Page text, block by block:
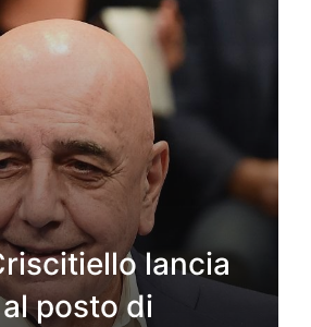
lancia
posto di